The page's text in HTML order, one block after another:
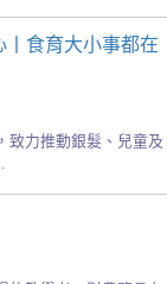
丨食育大小事都在
致力推動銀髮、兒童及